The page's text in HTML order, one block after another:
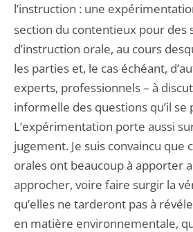
l’instruction : une
section du contentieux pour des
d’instruction orale, au cours
les parties et, le cas échéant,
experts, professionnels – à
informelle des questions qu’il se
L’expérimentation porte aussi
jugement. Je suis convaincu que
orales ont beaucoup à apporter
approcher, voire faire surgir la
qu’elles ne tarderont pas à
en matière environnementale,